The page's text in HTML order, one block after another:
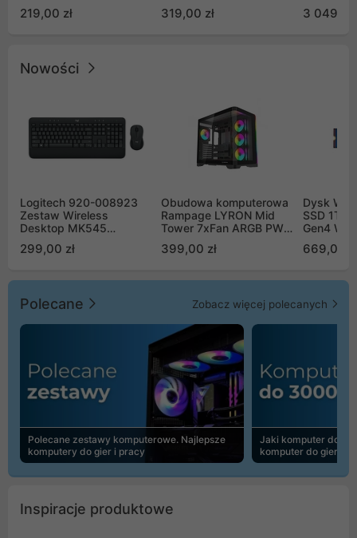
219,00 zł
Push Pull (2szt)
319,00 zł
GB2050S)
3 049,00
Nowości
Logitech 920-008923
Zestaw Wireless
Desktop MK545
299,00 zł
Obudowa komputerowa
Rampage LYRON Mid
Tower 7xFan ARGB PWM
399,00 zł
Dysk WD
SSD 1TB
Gen4
669,00
Polecane Zobacz więcej polecanych
Polecane zestawy komputerowe. Najlepsze
komputery do gier i pracy
Jaki komputer do
komputer do gier |
Inspiracje produktowe